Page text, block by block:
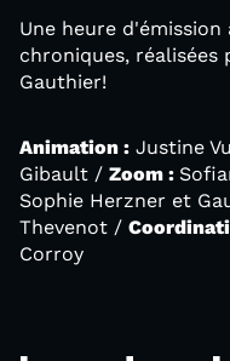
Une heure
chroniques, réalisées
Gauthier!
Animation : Justine
Gibault / Zoom :
Sophie Herzner et
Thevenot /
Corroy